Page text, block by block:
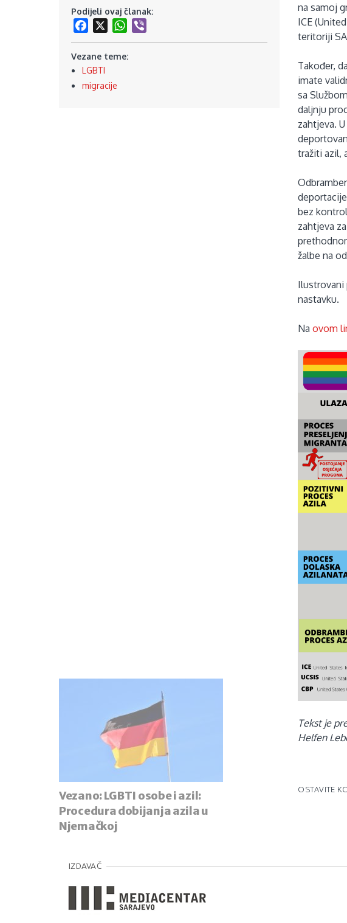
Podijeli ovaj članak:
Facebook
WhatsApp
Vezane teme:
LGBTI
migracije
Vezano:LGBTI osobe i azil:
Procedura dobijanja azila u
Njemačkoj
na samoj
ICE
teritoriji
Također,
imate
sa
daljnju
zahtjeva.
tražiti azil,
bez
zahtjeva
žalbe na
Ilustrovani
nastavku.
Naovom
Tekst je
Helfen
OSTAVITE
IZDAVAČ